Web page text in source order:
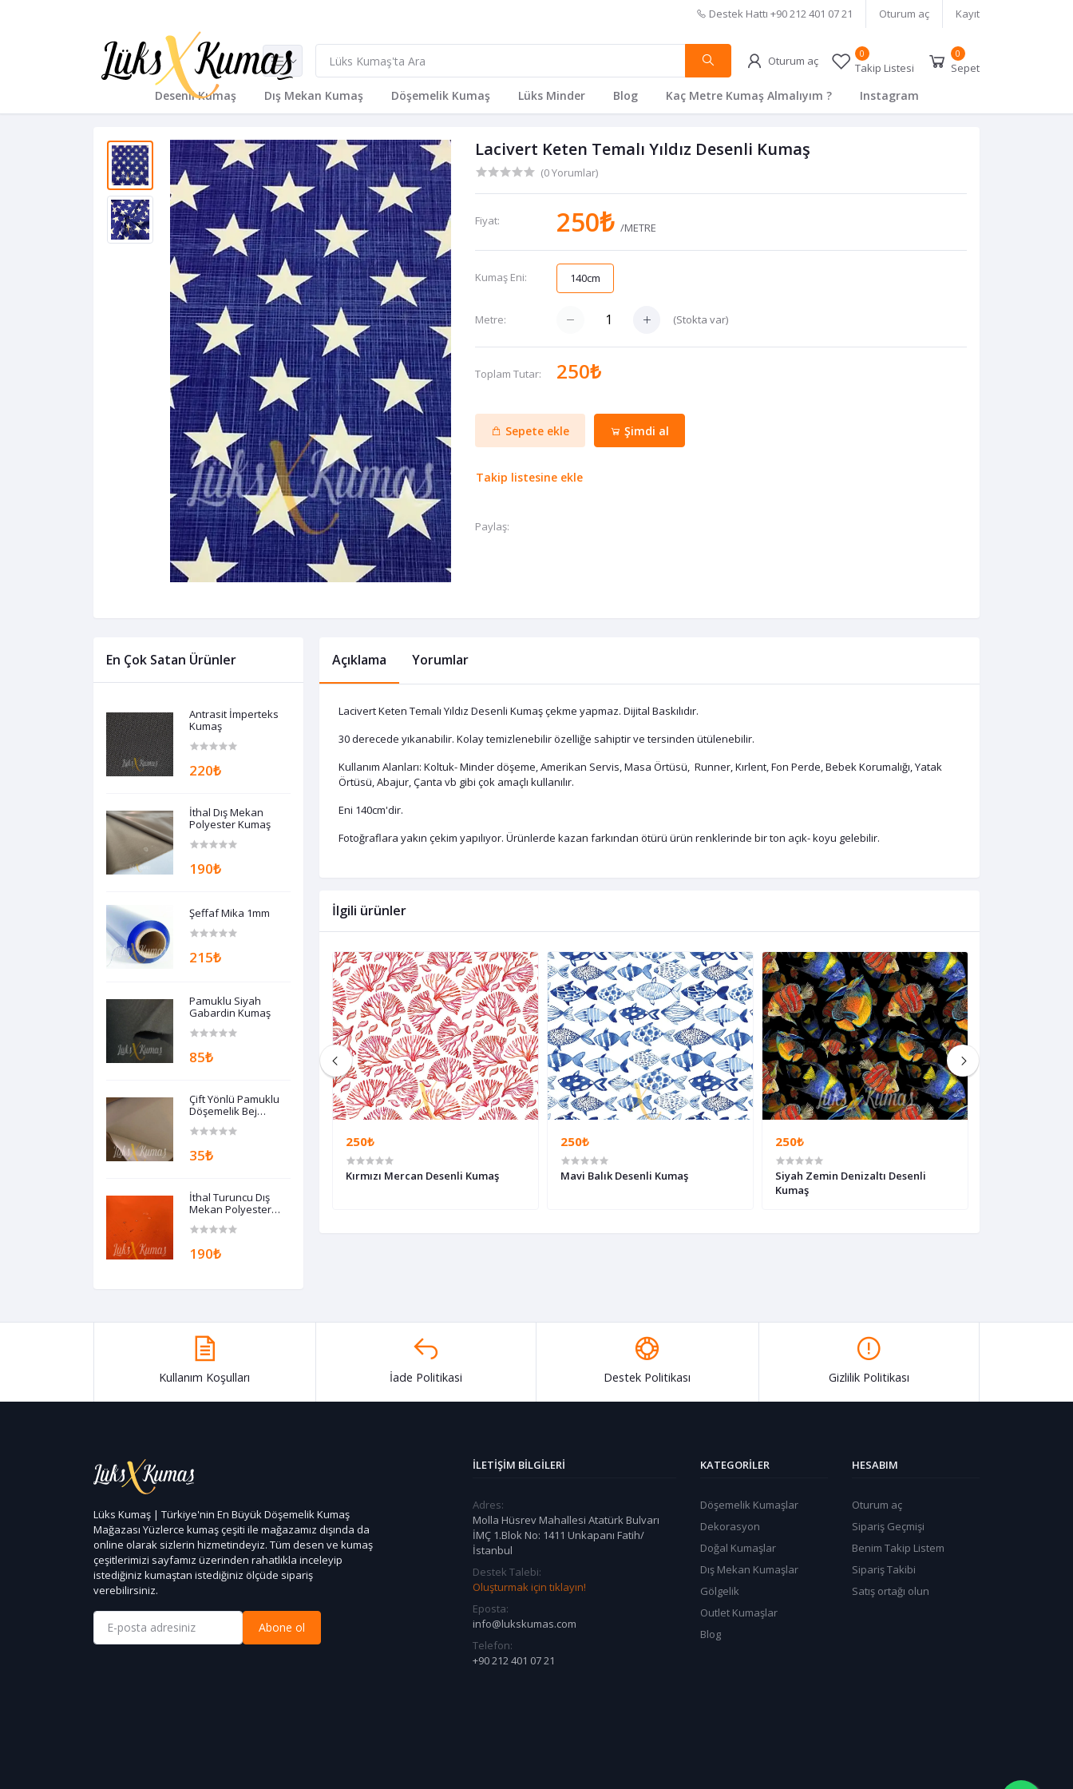
Destek Hattı +90 212 401 07 21 Oturum aç Kayıt
Oturum aç 0
Takip Listesi
0
Sepet
Desenli Kumaş Dış Mekan Kumaş Döşemelik Kumaş Lüks Minder Blog Kaç Metre Kumaş Almalıyım ? Instagram
Lacivert Keten Temalı Yıldız Desenli Kumaş
(0 Yorumlar)
Fiyat: 250₺/METRE
Kumaş Eni: 140cm
Metre: (Stokta var)
Toplam Tutar: 250₺
Sepete ekle Şimdi al
Takip listesine ekle
Paylaş:
En Çok Satan Ürünler
Antrasit İmperteks
Kumaş
220₺
İthal Dış Mekan
Polyester Kumaş
190₺
Şeffaf Mika 1mm
215₺
Pamuklu Siyah
Gabardin Kumaş
85₺
Çift Yönlü Pamuklu
Döşemelik Bej
35₺
İthal Turuncu Dış
Mekan Polyester
190₺
Açıklama Yorumlar
Lacivert Keten Temalı Yıldız Desenli Kumaş çekme yapmaz. Dijital Baskılıdır.
30 derecede yıkanabilir. Kolay temizlenebilir özelliğe sahiptir ve tersinden ütülenebilir.
Kullanım Alanları: Koltuk- Minder döşeme, Amerikan Servis, Masa Örtüsü, Runner, Kırlent, Fon Perde, Bebek Korumalığı, Yatak
Örtüsü, Abajur, Çanta vb gibi çok amaçlı kullanılır.
Eni 140cm'dir.
Fotoğraflara yakın çekim yapılıyor. Ürünlerde kazan farkından ötürü ürün renklerinde bir ton açık- koyu gelebilir.
İlgili ürünler
250₺ 250₺
Kırmızı Mercan Desenli Kumaş
250₺
Mavi Balık Desenli Kumaş
250₺
Siyah Zemin Denizaltı Desenli
Kumaş
Kullanım Koşulları İade Politikasi Destek Politikası Gizlilik Politikası
Lüks Kumaş | Türkiye'nin En Büyük Döşemelik Kumaş
Mağazası Yüzlerce kumaş çeşiti ile mağazamız dışında da
online olarak sizlerin hizmetindeyiz. Tüm desen ve kumaş
çeşitlerimizi sayfamız üzerinden rahatlıkla inceleyip
istediğiniz kumaştan istediğiniz ölçüde sipariş
verebilirsiniz.
Abone ol
İLETIŞIM BILGILERI
Adres:
Molla Hüsrev Mahallesi Atatürk Bulvarı
İMÇ 1.Blok No: 1411 Unkapanı Fatih/
İstanbul
Destek Talebi:
Oluşturmak için tıklayın!
Eposta:
info@lukskumas.com
Telefon:
+90 212 401 07 21
KATEGORILER
Döşemelik Kumaşlar
Dekorasyon
Doğal Kumaşlar
Dış Mekan Kumaşlar
Gölgelik
Outlet Kumaşlar
Blog
HESABIM
Oturum aç
Sipariş Geçmişi
Benim Takip Listem
Sipariş Takibi
Satış ortağı olun